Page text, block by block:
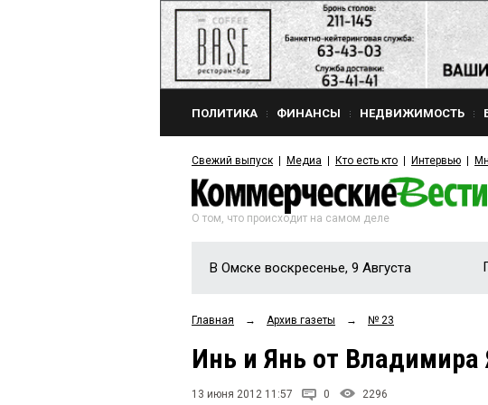
ПОЛИТИКА ФИНАНСЫ НЕДВИЖИМОСТЬ
Свежий выпуск Медиа Кто есть кто Интервью
О том, что происходит на самом деле
В Омске воскресенье, 9 Августа
Главная → Архив газеты → № 23
Инь и Янь от
13 июня 2012 11:57 0 2296